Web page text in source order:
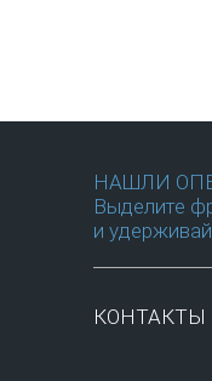
НАШЛИ
Выделите
и
КОНТАКТЫ